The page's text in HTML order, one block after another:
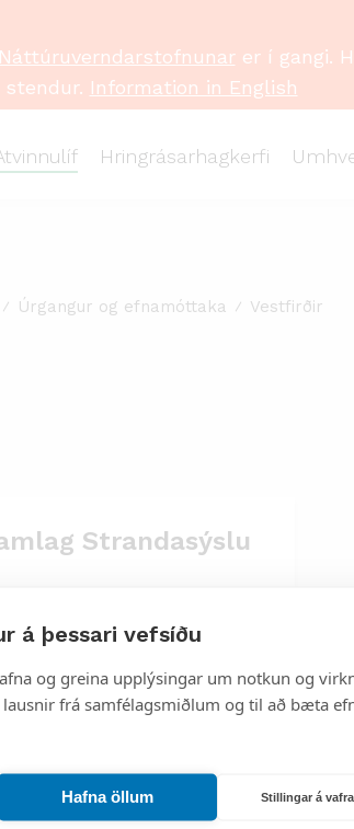
á þessari vefsíðu
og greina upplýsingar um notkun og
frá samfélagsmiðlum og til að bæta
Hafna öllum Stillingar á
Hringrásarhagkerfi
Náttúruverndarstofnunarer í gangi.
stendur. Information in English
Úrgangur og efnamóttaka Vestfirðir
Strandasýslu